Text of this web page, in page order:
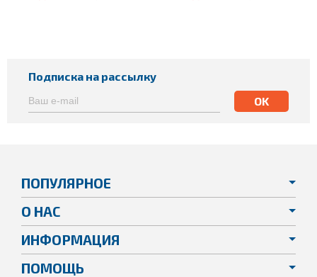
Подписка на рассылку
ПОПУЛЯРНОЕ
О НАС
ИНФОРМАЦИЯ
ПОМОЩЬ